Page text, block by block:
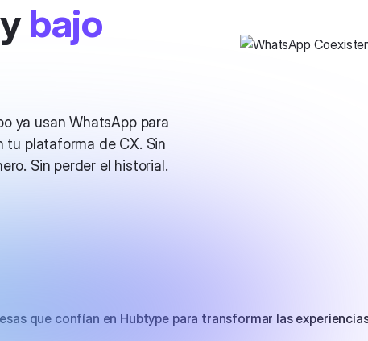
bajo
ya usan WhatsApp para
tu plataforma de CX. Sin
Sin perder el historial.
que confían en Hubtype para transformar las